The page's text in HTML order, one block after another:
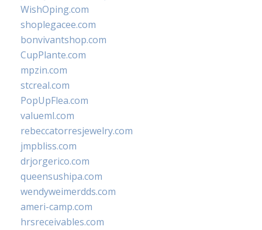
WishOping.com
shoplegacee.com
bonvivantshop.com
CupPlante.com
mpzin.com
stcreal.com
PopUpFlea.com
valueml.com
rebeccatorresjewelry.com
jmpbliss.com
drjorgerico.com
queensushipa.com
wendyweimerdds.com
ameri-camp.com
hrsreceivables.com